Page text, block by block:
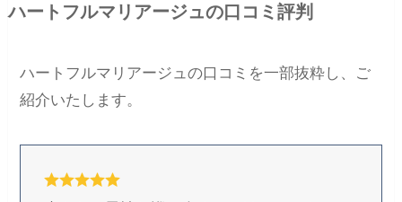
ハートフルマリアージュの口コミ評判
ハートフルマリアージュの口コミを一部抜粋し、ご
紹介いたします。